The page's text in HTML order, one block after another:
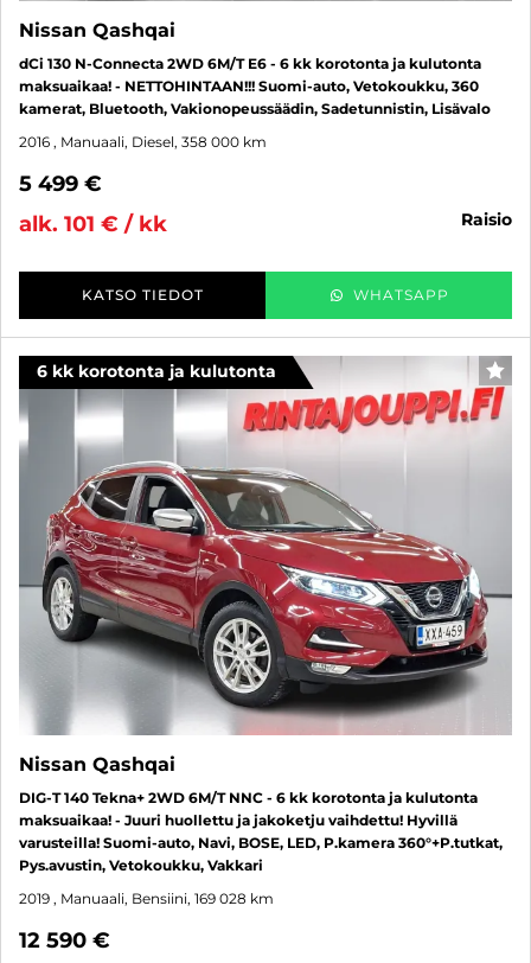
Nissan Qashqai
dCi 130 N-Connecta 2WD 6M/T E6 - 6 kk korotonta ja kulutonta
maksuaikaa! - NETTOHINTAAN!!! Suomi-auto, Vetokoukku, 360
kamerat, Bluetooth, Vakionopeussäädin, Sadetunnistin, Lisävalo
2016 , Manuaali, Diesel, 358 000 km
5 499 €
alk. 101 € / kk
raisio
KATSO TIEDOT WHATSAPP
6 kk korotonta ja kulutonta
Nissan Qashqai
DIG-T 140 Tekna+ 2WD 6M/T NNC - 6 kk korotonta ja kulutonta
maksuaikaa! - Juuri huollettu ja jakoketju vaihdettu! Hyvillä
varusteilla! Suomi-auto, Navi, BOSE, LED, P.kamera 360°+P.tutkat,
Pys.avustin, Vetokoukku, Vakkari
2019 , Manuaali, Bensiini, 169 028 km
12 590 €